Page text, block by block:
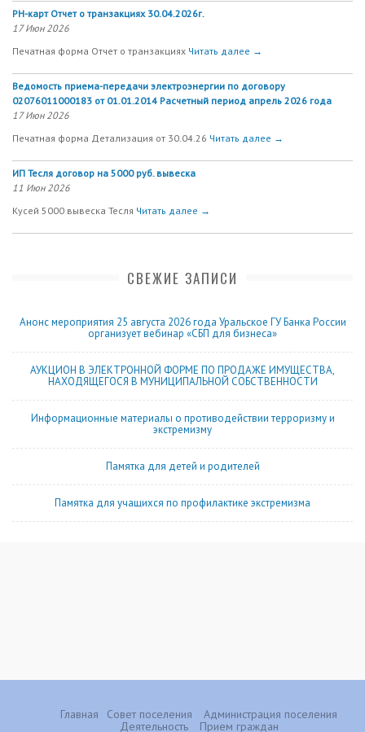
РН-карт Отчет о транзакциях 30.04.2026г.
17 Июн 2026
Печатная форма Отчет о транзакциях Читать далее →
Ведомость приема-передачи электроэнергии по договору
02076011000183 от 01.01.2014 Расчетный период апрель 2026 года
17 Июн 2026
Печатная форма Детализация от 30.04.26 Читать далее →
ИП Тесля договор на 5000 руб. вывеска
11 Июн 2026
Кусей 5000 вывеска Тесля Читать далее →
СВЕЖИЕ ЗАПИСИ
Анонс мероприятия 25 августа 2026 года Уральское ГУ Банка России
организует вебинар «СБП для бизнеса»
АУКЦИОН В ЭЛЕКТРОННОЙ ФОРМЕ ПО ПРОДАЖЕ ИМУЩЕСТВА,
НАХОДЯЩЕГОСЯ В МУНИЦИПАЛЬНОЙ СОБСТВЕННОСТИ
Информационные материалы о противодействии терроризму и
экстремизму
Памятка для детей и родителей
Памятка для учащихся по профилактике экстремизма
Главная Совет поселения
Администрация поселения
Деятельность
Прием граждан